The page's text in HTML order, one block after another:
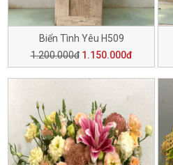
Biển Tình Yêu H509
1.200.000đ 1.150.000đ